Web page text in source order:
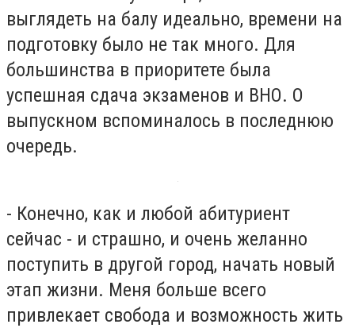
выглядеть на балу идеально, времени на
подготовку было не так много. Для
большинства в приоритете была
успешная сдача экзаменов и ВНО. О
выпускном вспоминалось в последнюю
очередь.
- Конечно, как и любой абитуриент
сейчас - и страшно, и очень желанно
поступить в другой город, начать новый
этап жизни. Меня больше всего
привлекает свобода и возможность жить